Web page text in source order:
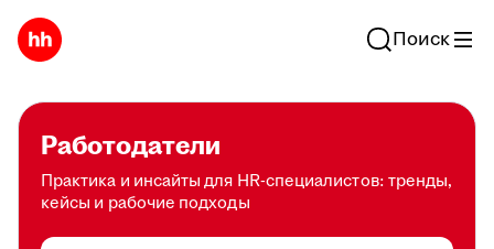
Поиск
Работодатели
Практика и инсайты для HR-специалистов: тренды,
кейсы и рабочие подходы